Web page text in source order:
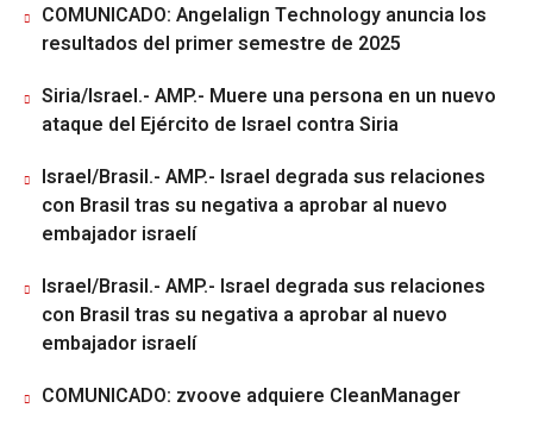
COMUNICADO: Angelalign Technology anuncia los
resultados del primer semestre de 2025
Siria/Israel.- AMP.- Muere una persona en un nuevo
ataque del Ejército de Israel contra Siria
Israel/Brasil.- AMP.- Israel degrada sus relaciones
con Brasil tras su negativa a aprobar al nuevo
embajador israelí
Israel/Brasil.- AMP.- Israel degrada sus relaciones
con Brasil tras su negativa a aprobar al nuevo
embajador israelí
COMUNICADO: zvoove adquiere CleanManager